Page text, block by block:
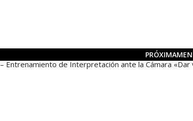
Entrenamiento de Interpretación ante la Cámara